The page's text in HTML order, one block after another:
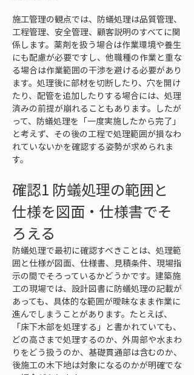
施工管理の観点では、防蟻処理は品質管理、
工程管理、安全管理、顧客説明のすべてに関
係します。薬剤を扱う場合は作業環境や養生
にも配慮が必要ですし、他職種の作業と重な
る場合は作業範囲の干渉を避ける必要があり
ます。処理後に部材を切断したり、穴を開け
たり、配管を追加したりする場合には、処理
済みの前提が崩れることもあります。したが
って、防蟻処理を「一度実施したから完了」
と考えず、その後の工程で処理範囲が損なわ
れていないかを確認する姿勢が求められま
す。
確認1 防蟻処理の範囲と
仕様を図面・仕様書でそ
ろえる
防蟻処理で最初に確認すべきことは、処理範
囲と仕様が図面、仕様書、見積条件、現場指
示の間でそろっているかどうかです。建築施
工の現場では、設計図書に防蟻処理の記載が
あっても、具体的な範囲が曖昧なまま作業に
進んでしまうことがあります。たとえば、
「床下木部を処理する」と書かれていても、
どの高さまで処理するのか、外周部や水まわ
りをどう扱うのか、基礎貫通部は含むのか、
後施工の木下地は対象になるのかが明確でな